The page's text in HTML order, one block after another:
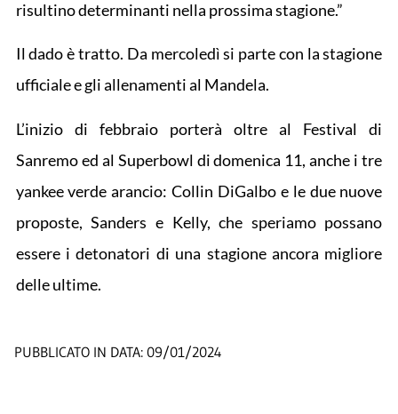
risultino determinanti nella prossima stagione.”
Il dado è tratto. Da mercoledì si parte con la stagione
ufficiale e gli allenamenti al Mandela.
L’inizio di febbraio porterà oltre al Festival di
Sanremo ed al Superbowl di domenica 11, anche i tre
yankee verde arancio: Collin DiGalbo e le due nuove
proposte, Sanders e Kelly, che speriamo possano
essere i detonatori di una stagione ancora migliore
delle ultime.
PUBBLICATO IN DATA: 09/01/2024